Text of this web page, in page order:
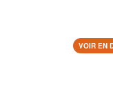
VOIR EN